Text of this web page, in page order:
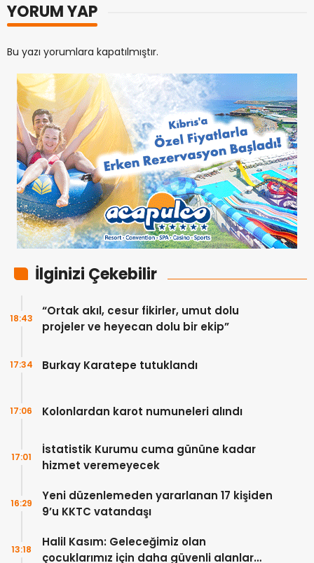
YORUM YAP
Bu yazı yorumlara kapatılmıştır.
İlginizi Çekebilir
“Ortak akıl, cesur fikirler, umut dolu
projeler ve heyecan dolu bir ekip”
18:43
Burkay Karatepe tutuklandı
17:34
Kolonlardan karot numuneleri alındı
17:06
İstatistik Kurumu cuma gününe kadar
hizmet veremeyecek
17:01
Yeni düzenlemeden yararlanan 17 kişiden
9’u KKTC vatandaşı
16:29
Halil Kasım: Geleceğimiz olan
çocuklarımız için daha güvenli alanlar
13:18